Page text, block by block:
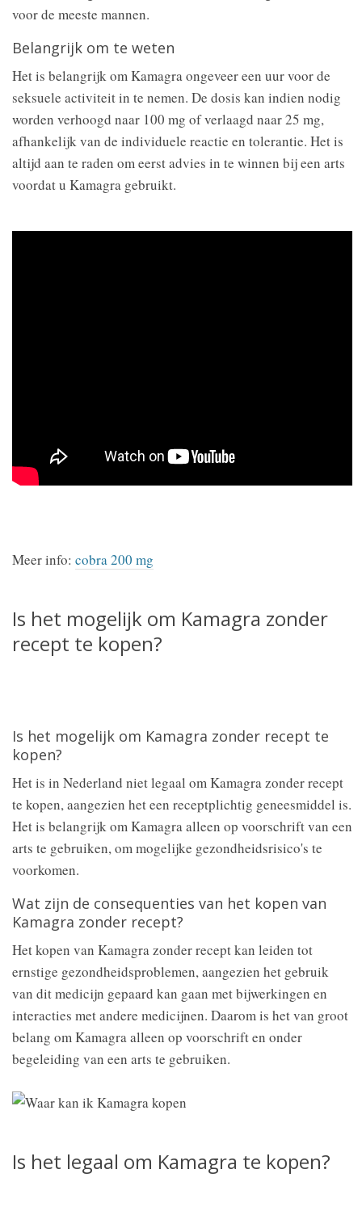
voor de meeste mannen.
Belangrijk om te weten
Het is belangrijk om Kamagra ongeveer een uur voor de
seksuele activiteit in te nemen. De dosis kan indien nodig
worden verhoogd naar 100 mg of verlaagd naar 25 mg,
afhankelijk van de individuele reactie en tolerantie. Het is
altijd aan te raden om eerst advies in te winnen bij een arts
voordat u Kamagra gebruikt.
Meer info: cobra 200 mg
Is het mogelijk om Kamagra zonder
recept te kopen?
Is het mogelijk om Kamagra zonder recept te
kopen?
Het is in Nederland niet legaal om Kamagra zonder recept
te kopen, aangezien het een receptplichtig geneesmiddel is.
Het is belangrijk om Kamagra alleen op voorschrift van een
arts te gebruiken, om mogelijke gezondheidsrisico's te
voorkomen.
Wat zijn de consequenties van het kopen van
Kamagra zonder recept?
Het kopen van Kamagra zonder recept kan leiden tot
ernstige gezondheidsproblemen, aangezien het gebruik
van dit medicijn gepaard kan gaan met bijwerkingen en
interacties met andere medicijnen. Daarom is het van groot
belang om Kamagra alleen op voorschrift en onder
begeleiding van een arts te gebruiken.
Is het legaal om Kamagra te kopen?